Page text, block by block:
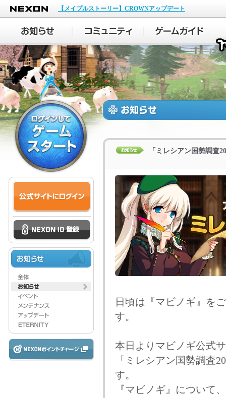
NEXON
【メイプルストーリー】CROWNアップデート
「ミレシアン国勢調査
日頃は『マビノギ』を
す。
本日よりマビノギ公式
「ミレシアン国勢調査
す。
『マビノギ』について